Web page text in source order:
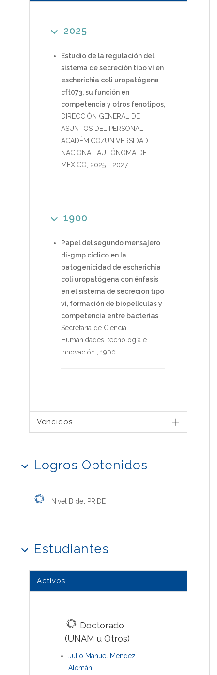
2025
Estudio de la regulación del
sistema de secreción tipo vi en
escherichia coli uropatógena
cft073, su función en
competencia y otros fenotipos
DIRECCIÓN GENERAL DE
ASUNTOS DEL PERSONAL
ACADÉMICO/UNIVERSIDAD
NACIONAL AUTÓNOMA DE
MÉXICO 2025 - 2027
1900
Papel del segundo mensajero
di-gmp cíclico en la
patogenicidad de escherichia
coli uropatógena con énfasis
en el sistema de secreción tipo
vi, formación de biopelículas y
competencia entre bacterias
Secretaria de Ciencia,
Humanidades, tecnología e
Innovación
1900
Vencidos
Logros Obtenidos
Nivel B del PRIDE
Estudiantes
Activos
Doctorado
(UNAM u Otros)
Julio Manuel Méndez
Alemán